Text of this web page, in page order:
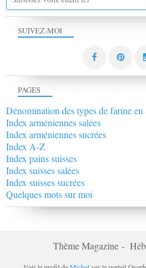
SUIVEZ-MOI
PAGES
Dénomination des types de farine en
Index arméniennes salées
Index arméniennes sucrées
Index A-Z
Index pains suisses
Index suisses salées
Index suisses sucrées
Quelques mots sur moi
Thème Magazine -